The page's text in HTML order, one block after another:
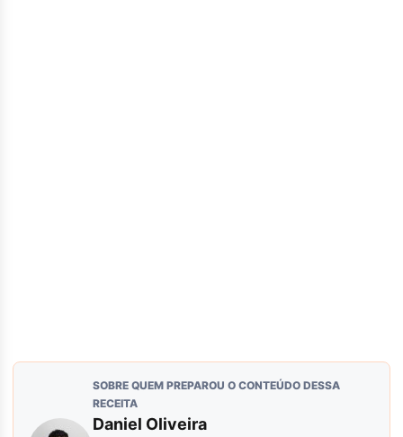
SOBRE QUEM PREPAROU O CONTEÚDO DESSA
RECEITA
Daniel Oliveira